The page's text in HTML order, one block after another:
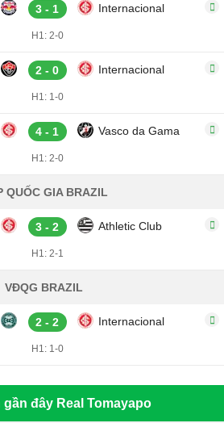
3 - 1 Internacional
H1: 2-0
2 - 0 Internacional
H1: 1-0
4 - 1 Vasco da Gama
H1: 2-0
QUỐC GIA BRAZIL
3 - 2 Athletic Club
H1: 2-1
VĐQG BRAZIL
2 - 2 Internacional
H1: 1-0
đây Real Tomayapo